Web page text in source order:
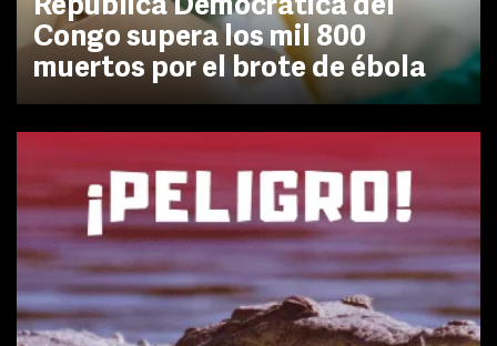
República Democrática del
Congo supera los mil 800
muertos por el brote de ébola